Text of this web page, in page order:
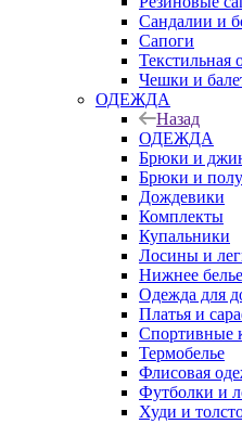
Сандалии и
Сапоги
Текстильная
Чешки и
ОДЕЖДА
Назад
ОДЕЖДА
Брюки и
Брюки и
Дождевики
Комплекты
Купальники
Лосины и
Нижнее белье
Одежда для
Платья и
Спортивные
Термобелье
Флисовая
Футболки и
Худи и